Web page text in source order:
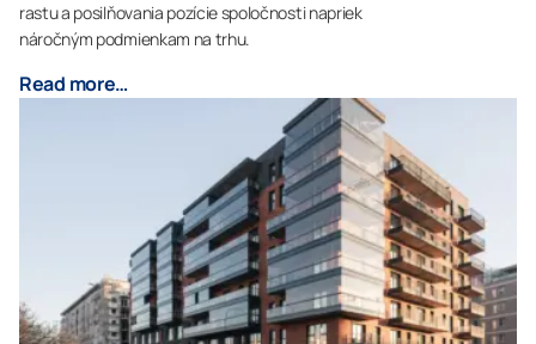
rastu a posilňovania pozície spoločnosti napriek
náročným podmienkam na trhu.
Read more…